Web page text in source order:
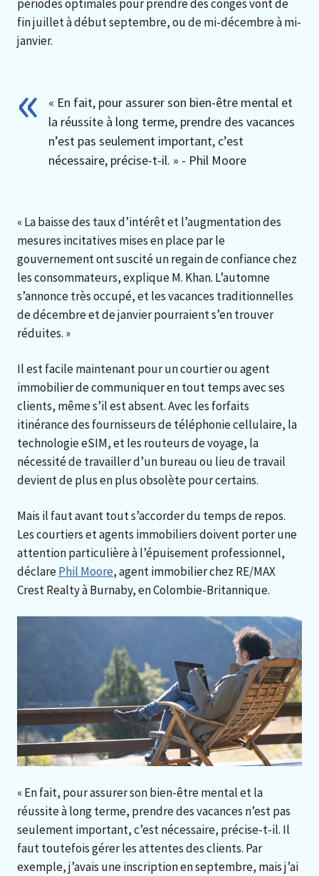
périodes optimales pour prendre des congés vont de
fin juillet à début septembre, ou de mi-décembre à mi-
janvier.
« En fait, pour assurer son bien-être mental et
la réussite à long terme, prendre des vacances
n’est pas seulement important, c’est
nécessaire, précise-t-il. » - Phil Moore
« La baisse des taux d’intérêt et l’augmentation des
mesures incitatives mises en place par le
gouvernement ont suscité un regain de confiance chez
les consommateurs, explique M. Khan. L’automne
s’annonce très occupé, et les vacances traditionnelles
de décembre et de janvier pourraient s’en trouver
réduites. »
Il est facile maintenant pour un courtier ou agent
immobilier de communiquer en tout temps avec ses
clients, même s’il est absent. Avec les forfaits
itinérance des fournisseurs de téléphonie cellulaire, la
technologie eSIM, et les routeurs de voyage, la
nécessité de travailler d’un bureau ou lieu de travail
devient de plus en plus obsolète pour certains.
Mais il faut avant tout s’accorder du temps de repos.
Les courtiers et agents immobiliers doivent porter une
attention particulière à l’épuisement professionnel,
déclarePhil Moore, agent immobilier chez RE/MAX
Crest Realty à Burnaby, en Colombie-Britannique.
« En fait, pour assurer son bien-être mental et la
réussite à long terme, prendre des vacances n’est pas
seulement important, c’est nécessaire, précise-t-il. Il
faut toutefois gérer les attentes des clients. Par
exemple, j’avais une inscription en septembre, mais j’ai